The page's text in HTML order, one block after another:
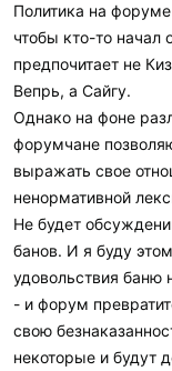
Политика на
чтобы кто-то начал
предпочитает не
Вепрь, а Сайгу.
Однако на фоне
форумчане
выражать свое
ненормативной
Не будет
банов. И я буду
удовольствия баню
- и форум
свою
некоторые и будут